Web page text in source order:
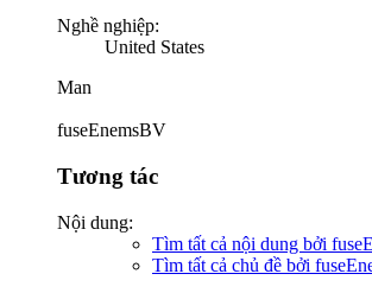
Nghề nghiệp:
United States
Man
fuseEnemsBV
Tương tác
Nội dung:
Tìm tất cả nội dung bởi
Tìm tất cả chủ đề bởi